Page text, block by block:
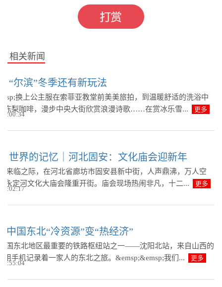
相关新闻
“尔滨”冬季还有新玩法
换上公主服在索菲亚教堂前美美旅拍，到温暖舒适的洗浴中
冻梨咖啡，漫步中央大街欣赏浪漫诗歌……在赏冰乐雪...
更多
世界的记忆｜河北固安：文化庙会迎新年
来临之际，在河北省廊坊市固安县新中街，人声鼎沸，万人空
永定河文化大庙会隆重开街。庙会现场热闹非凡，十二...
更多
中国东北“冷资源”变“热经济”
国东北地区最重要的铁路枢纽站之一——沈阳北站，来自山西的
用手机记录着一家人的东北之旅。&emsp;&emsp;我们...
更多